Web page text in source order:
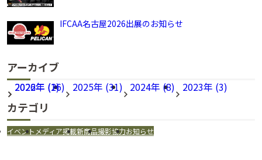
IFCAA名古屋2026出展のお知らせ
アーカイブ
2026年 (16) 2025年 (31) 2024年 (8) 2023年 (3)
2022年 (2)
カテゴリ
イベント メディア掲載新商品撮影協力お知らせ